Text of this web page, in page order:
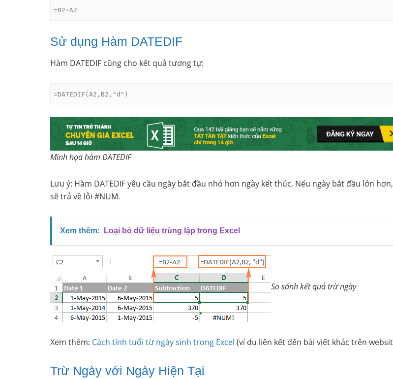
=B2-A2
Sử dụng Hàm DATEDIF
Hàm DATEDIF cũng cho kết quả tương tự:
=DATEDIF(A2,B2,"d")
Minh họa hàm DATEDIF
Lưu ý: Hàm DATEDIF yêu cầu ngày bắt đầu nhỏ hơn ngày kết thúc. Nếu ngày bắt đầu lớn
sẽ trả về lỗi #NUM.
Xem thêm: Loại bỏ dữ liệu trùng lặp trong Excel
So sánh kết quả trừ ngày
Xem thêm: Cách tính tuổi từ ngày sinh trong Excel (ví dụ liên kết đến bài viết khác trên
Trừ Ngày với Ngày Hiện Tại